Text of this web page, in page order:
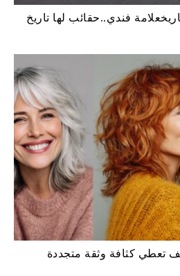
فندي..حقائب لها تاريخ
تعطي كثافة وثقة متجددة